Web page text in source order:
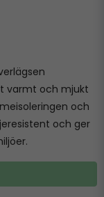
varmt och mjukt
och
och ger